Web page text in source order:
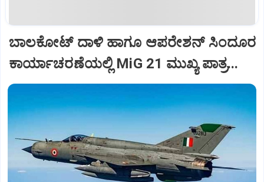
ಬಾಲಕೋಟ್‌ ದಾಳಿ ಹಾಗೂ ಆಪರೇಶನ್‌ ಸಿಂದೂರ
ಕಾರ್ಯಾಚರಣೆಯಲ್ಲಿ MiG 21 ಮುಖ್ಯ ಪಾತ್ರ...